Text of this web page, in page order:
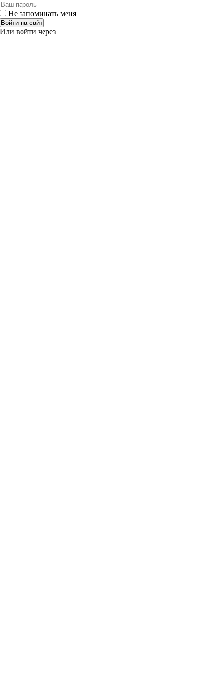
Не запоминать меня
Войти на сайт
Или войти через